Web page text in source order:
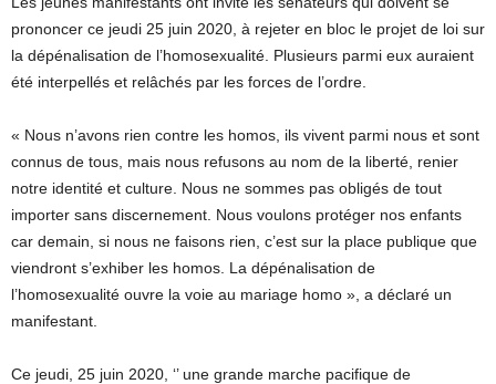
prononcer ce jeudi 25 juin 2020, à rejeter en bloc le projet de loi sur
la dépénalisation de l’homosexualité. Plusieurs parmi eux auraient
été interpellés et relâchés par les forces de l’ordre.
« Nous n’avons rien contre les homos, ils vivent parmi nous et sont
connus de tous, mais nous refusons au nom de la liberté, renier
notre identité et culture. Nous ne sommes pas obligés de tout
importer sans discernement. Nous voulons protéger nos enfants
car demain, si nous ne faisons rien, c’est sur la place publique que
viendront s’exhiber les homos. La dépénalisation de
l’homosexualité ouvre la voie au mariage homo », a déclaré un
manifestant.
Ce jeudi, 25 juin 2020, ‘’ une grande marche pacifique de